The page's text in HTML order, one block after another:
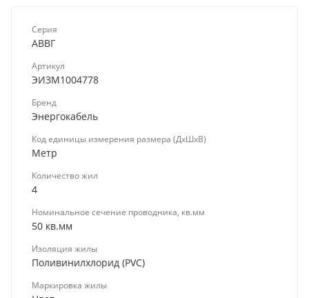
Серия
АВВГ
Артикул
ЭИЗМ1004778
Бренд
Энергокабель
Код единицы измерения размера (ДхШхВ)
Метр
Количество жил
4
Номинальное сечение проводника, кв.мм
50 кв.мм
Изоляция жилы
Поливинилхлорид (PVC)
Маркировка жилы